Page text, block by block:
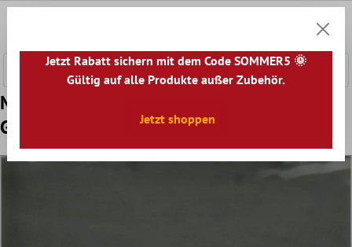
Muster von Wandfliesen Tamaris Eloy
Glänzend Gewellt Dunkelgrau 13x13cm
Jetzt Rabatt sichern mit dem Code SOMMER5 🌞
Gültig auf alle Produkte außer Zubehör.
Jetzt shoppen